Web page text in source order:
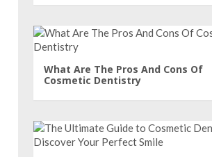
What Are The Pros And Cons Of
Cosmetic Dentistry